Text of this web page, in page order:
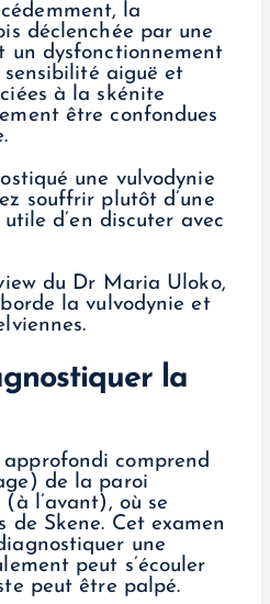
la
déclenchée par une
dysfonctionnement
sensibilité aiguë et
à la skénite
être confondues
une vulvodynie
souffrir plutôt d’une
d’en discuter avec
du Dr Maria Uloko,
la vulvodynie et
la
approfondi comprend
de la paroi
l’avant), où se
de Skene. Cet examen
une
peut s’écouler
peut être palpé.